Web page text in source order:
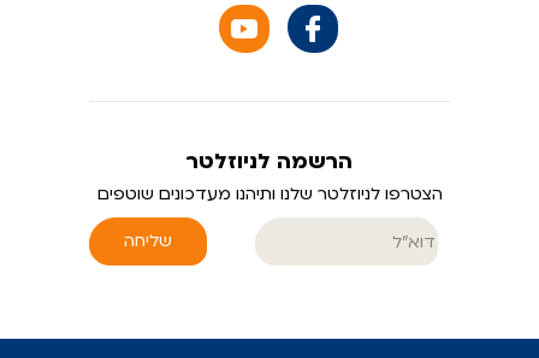
הרשמה לניוזלטר
הצטרפו לניוזלטר שלנו ותיהנו מעדכונים שוטפים
שליחה